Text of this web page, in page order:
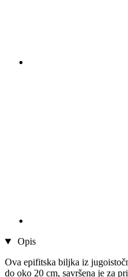
Opis
Ova epifitska biljka iz
do oko 20 cm, savršena je za